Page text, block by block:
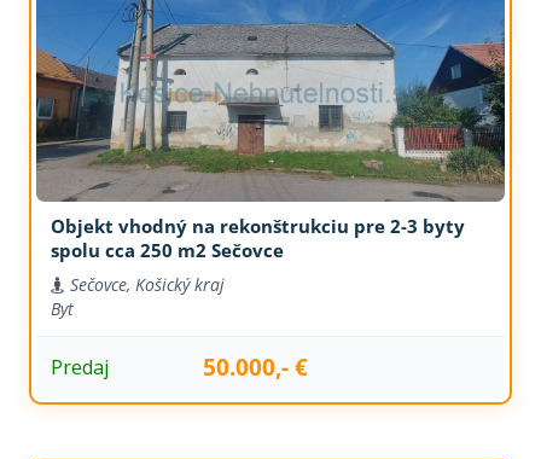
Objekt vhodný na rekonštrukciu pre 2-3 byty
spolu cca 250 m2 Sečovce
Sečovce, Košický kraj
Byt
Predaj 50.000,- €